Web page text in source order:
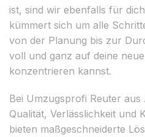
ist, sind wir ebenfalls für
kümmert sich um alle
von der Planung bis zur
voll und ganz auf deine
konzentrieren kannst.
Bei Umzugsprofi Reuter
Qualität, Verlässlichkeit und
bieten maßgeschneiderte